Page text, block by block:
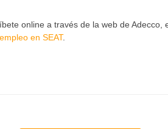
online a través de la web de
en SEAT.